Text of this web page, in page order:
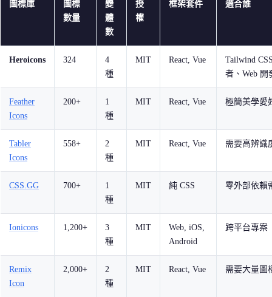
圖標庫
圖標
數量
變
體
數
授
權
框架套件 適合誰
Heroicons 324
4
種
MIT React, Vue
Tailwind
者、Web 開
Feather
Icons
200+
1
種
MIT React, Vue 極簡美學愛
Tabler
Icons
558+
2
種
MIT React, Vue 需要高辨識
CSS.GG 700+
1
種
MIT 純 CSS 零外部依賴
Ionicons 1,200+
3
種
MIT
Web, iOS,
Android
跨平台專案
Remix
Icon
2,000+
2
種
MIT React, Vue 需要大量圖